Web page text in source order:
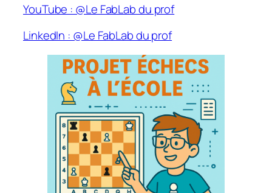
YouTube : @Le FabLab du prof
LinkedIn : @Le FabLab du prof